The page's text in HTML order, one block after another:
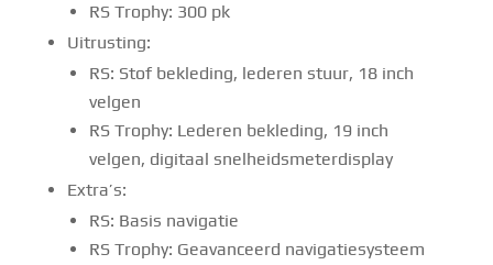
RS Trophy: 300 pk
Uitrusting:
RS: Stof bekleding, lederen stuur, 18 inch
velgen
RS Trophy: Lederen bekleding, 19 inch
velgen, digitaal snelheidsmeterdisplay
Extra’s:
RS: Basis navigatie
RS Trophy: Geavanceerd navigatiesysteem